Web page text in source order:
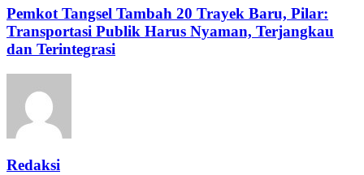
Pemkot Tangsel Tambah 20 Trayek Baru, Pilar:
Transportasi Publik Harus Nyaman, Terjangkau
dan Terintegrasi
Redaksi